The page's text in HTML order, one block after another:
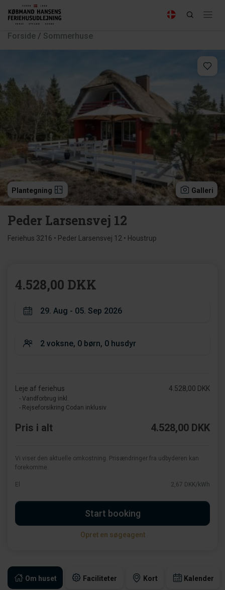
Forside / Sommerhuse
Plantegning Galleri
Peder Larsensvej 12
Feriehus 3216 • Peder Larsensvej 12 • Houstrup
Om huset Faciliteter Kort Kalender
4.528,00 DKK
Leje af feriehus
- Vandforbrug inkl.
- Rejseforsikring Codan inklusiv
4.528,00 DKK
Pris i alt 4.528,00 DKK
Vi viser den aktuelle omkostning. Prisændringer fra udbyderen kan
forekomme.
El 2,67 DKK/kWh
Start booking
Opret en søgeagent